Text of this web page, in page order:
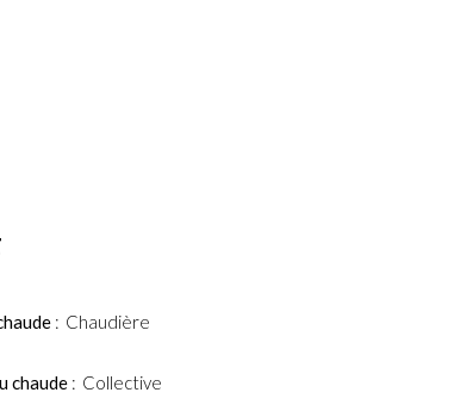
Chaudière
chaude Collective